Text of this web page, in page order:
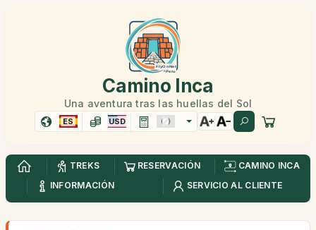
Camino Inca
Una aventura tras las huellas del Sol
ES USD
TREKS RESERVACIÓN
CAMINO INCA
INFORMACIÓN
SERVICIO AL CLIENTE